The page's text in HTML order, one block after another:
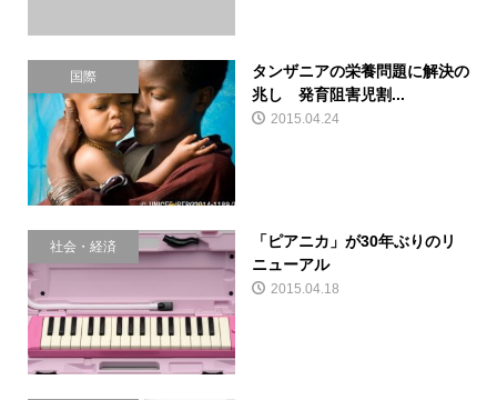
国際
タンザニアの栄養問題に解決の
兆し 発育阻害児割...
2015.04.24
社会・経済
「ピアニカ」が30年ぶりのリ
ニューアル
2015.04.18